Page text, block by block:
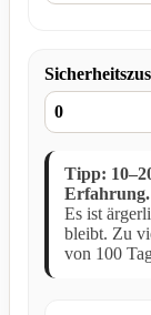
Tipp:
Erfahrung.
Es ist
bleibt. Zu
von 100